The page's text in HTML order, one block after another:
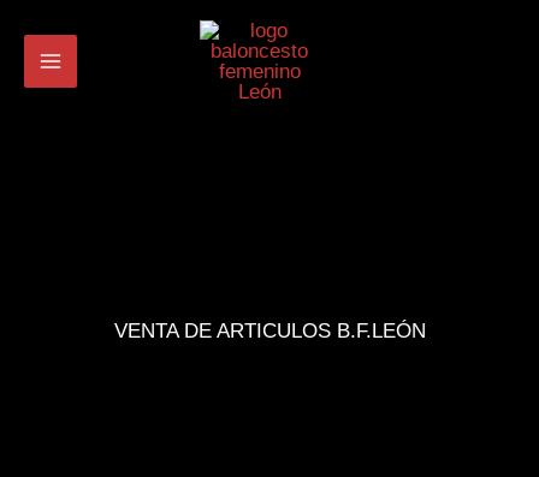
contenido
VENTA DE ARTICULOS B.F.LEÓN